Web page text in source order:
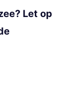
Let op